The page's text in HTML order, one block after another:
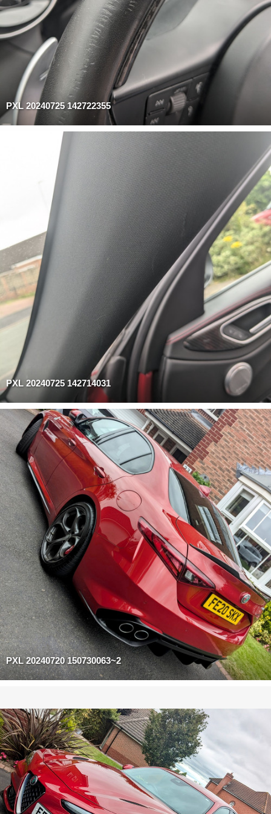
PXL 20240725 142722355
PXL 20240725 142714031
PXL 20240720 150730063~2